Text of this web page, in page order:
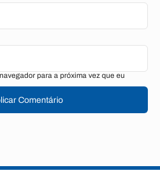
para a próxima vez que eu
Comentário